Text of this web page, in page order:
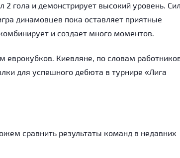
гола и демонстрирует высокий уровень.
динамовцев пока оставляет приятные
и создает много моментов.
Киевляне, по словам
для успешного дебюта в турнире «Лига
сравнить результаты команд в недавних